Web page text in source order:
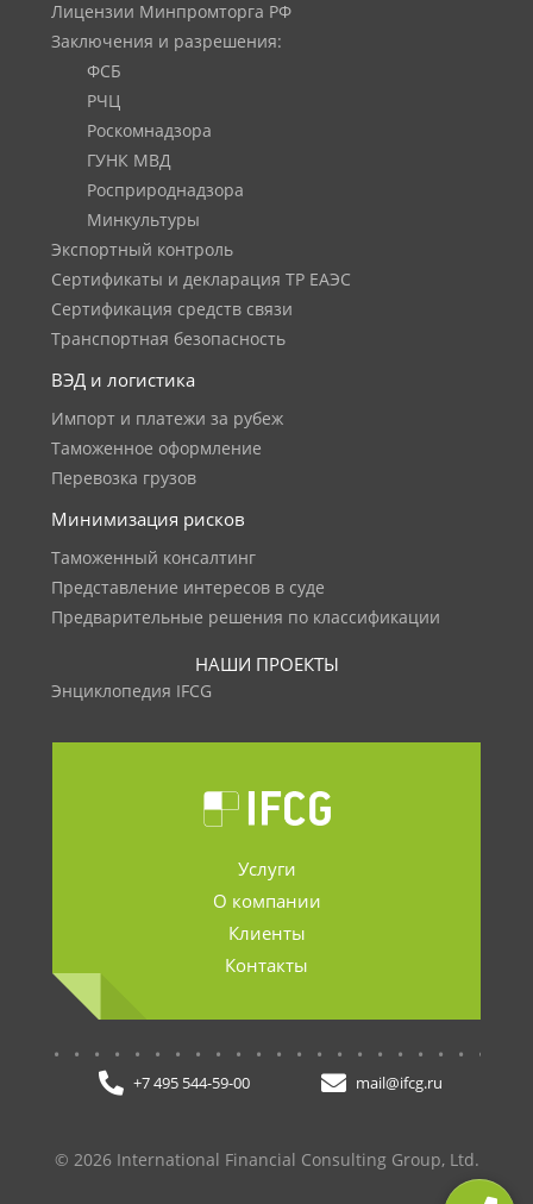
Лицензии Минпромторга РФ
Заключения и разрешения:
ФСБ
РЧЦ
Роскомнадзора
ГУНК МВД
Росприроднадзора
Минкультуры
Экспортный контроль
Сертификаты и декларация ТР ЕАЭС
Сертификация средств связи
Транспортная безопасность
ВЭД и логистика
Импорт и платежи за рубеж
Таможенное оформление
Перевозка грузов
Минимизация рисков
Таможенный консалтинг
Представление интересов в суде
Предварительные решения по классификации
НАШИ ПРОЕКТЫ
Энциклопедия IFCG
Услуги
О компании
Клиенты
Контакты
+7 495 544-59-00 mail@ifcg.ru
© 2026 International Financial Consulting Group, Ltd.